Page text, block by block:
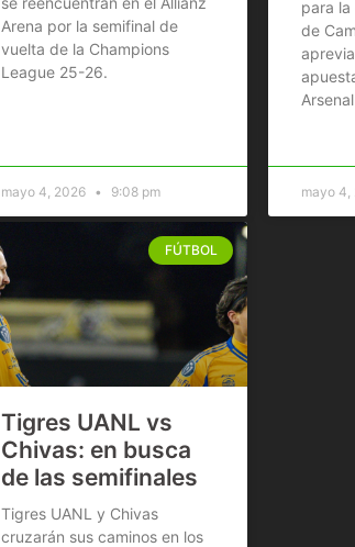
Arena por la semifinal de
vuelta de la Champions
League 25-26.
mayo 4, 2026 9:08 pm
para
de
mayo 4,
FÚTBOL
Tigres UANL vs
Chivas: en busca
de las semifinales
Tigres UANL y Chivas
cruzarán sus caminos en los